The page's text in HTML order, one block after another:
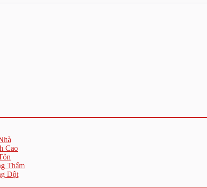
Cao
Thấm
Dột